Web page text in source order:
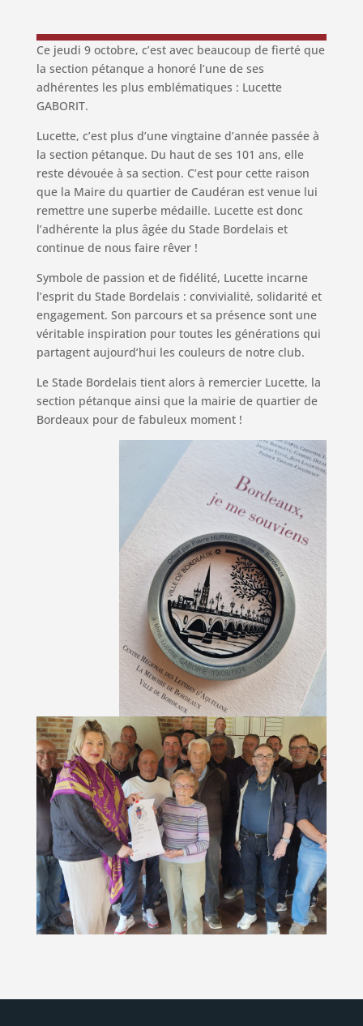
Ce jeudi 9 octobre, c’est avec beaucoup de fierté que
la section pétanque a honoré l’une de ses
adhérentes les plus emblématiques : Lucette
GABORIT.
Lucette, c’est plus d’une vingtaine d’année passée à
la section pétanque. Du haut de ses 101 ans, elle
reste dévouée à sa section. C’est pour cette raison
que la Maire du quartier de Caudéran est venue lui
remettre une superbe médaille. Lucette est donc
l’adhérente la plus âgée du Stade Bordelais et
continue de nous faire rêver !
Symbole de passion et de fidélité, Lucette incarne
l’esprit du Stade Bordelais : convivialité, solidarité et
engagement. Son parcours et sa présence sont une
véritable inspiration pour toutes les générations qui
partagent aujourd’hui les couleurs de notre club.
Le Stade Bordelais tient alors à remercier Lucette, la
section pétanque ainsi que la mairie de quartier de
Bordeaux pour de fabuleux moment !